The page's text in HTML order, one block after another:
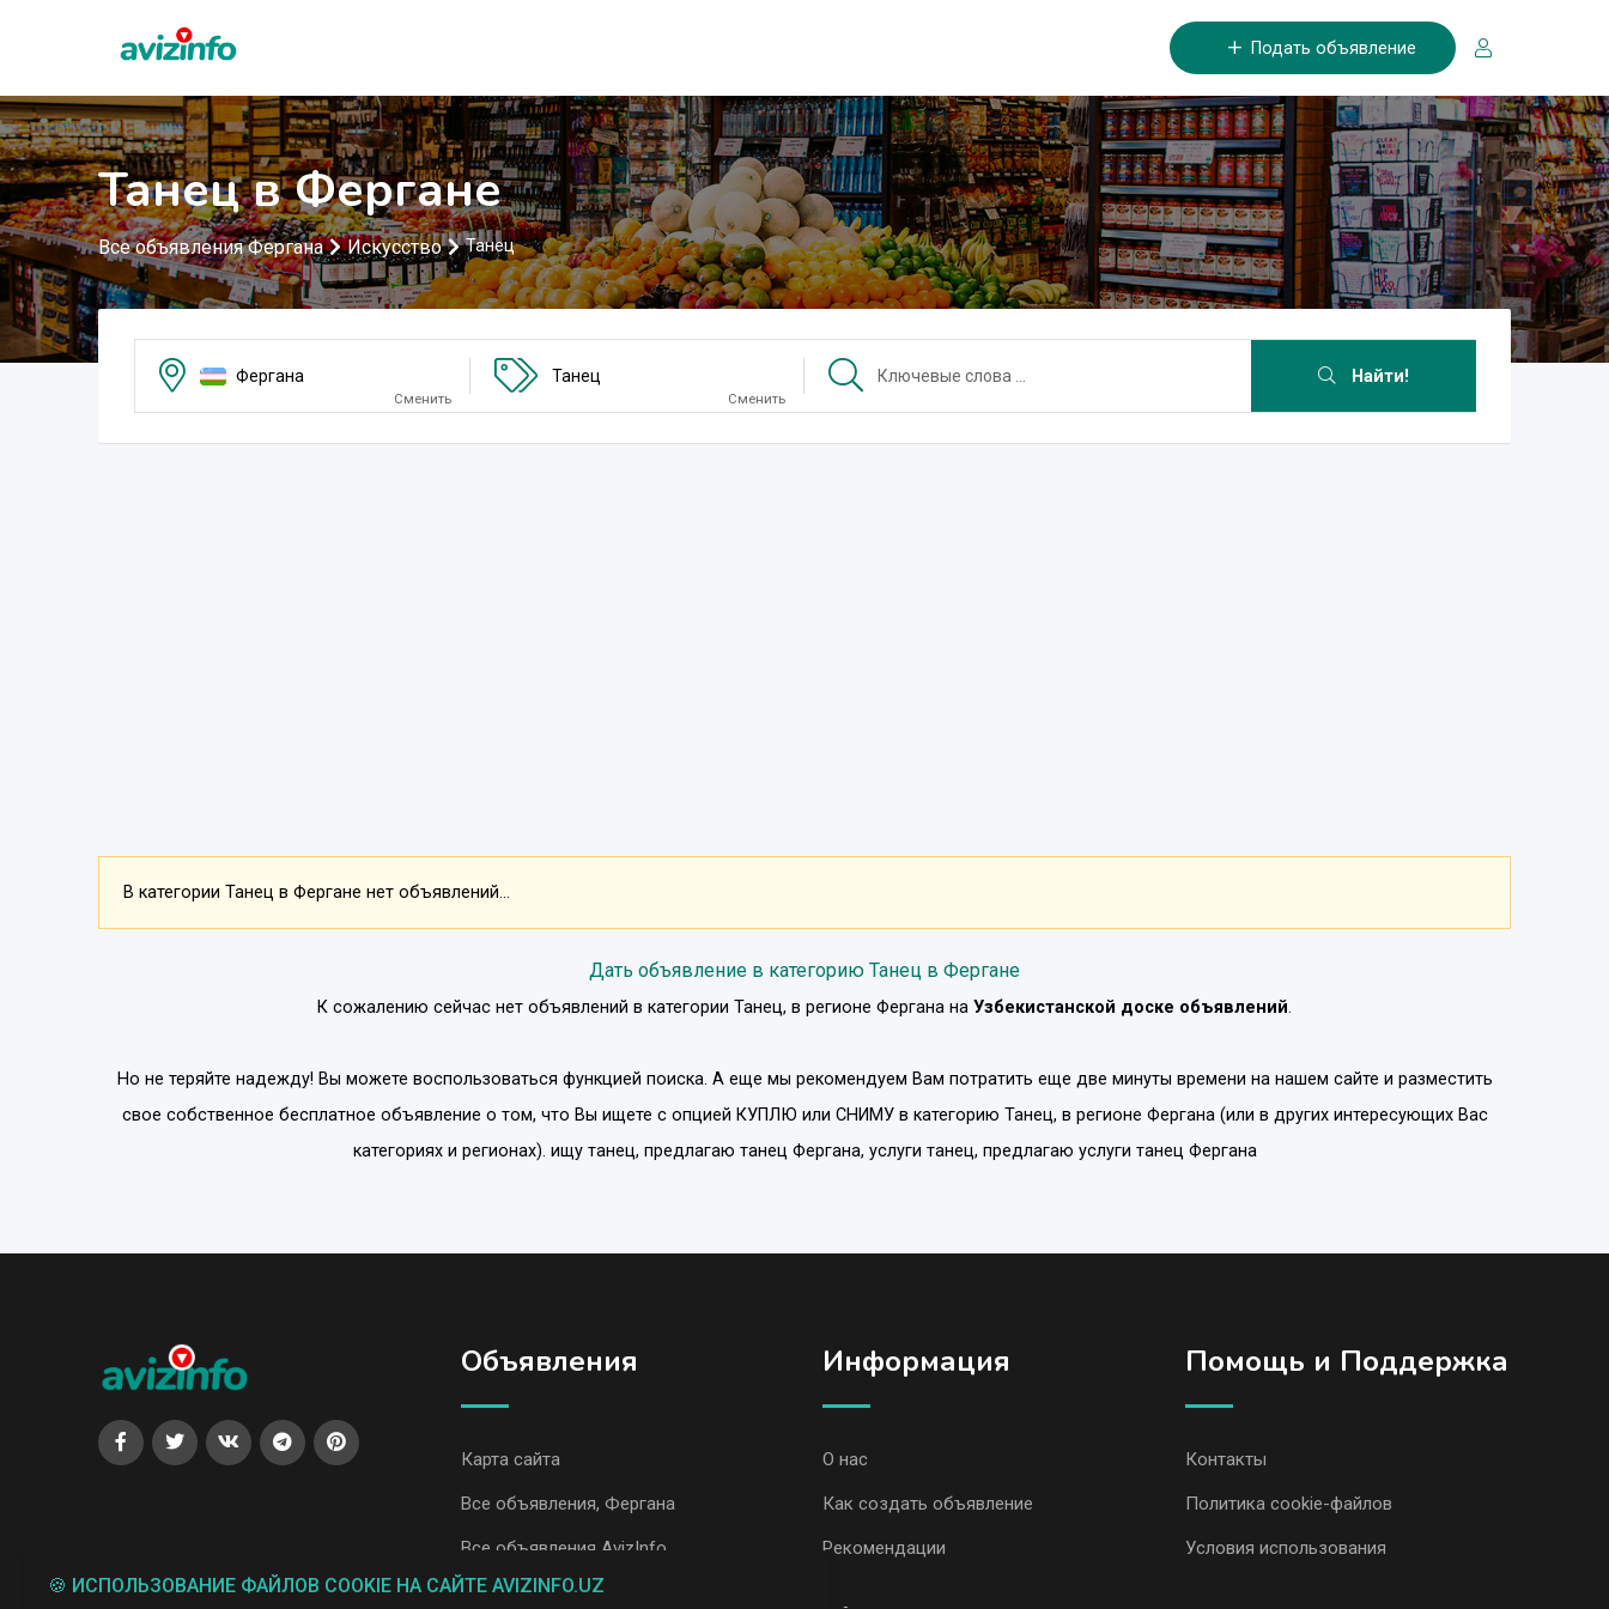
Подать объявление
Танец в Фергане
Все объявления Фергана Искусство Танец
Фергана
Сменить
Танец
Сменить
Найти!
В категории Танец в Фергане нет объявлений...
Дать объявление в категорию Танец в Фергане
К сожалению сейчас нет объявлений в категории Танец, в регионе Фергана на Узбекистанской доске объявлений.
Но не теряйте надежду! Вы можете воспользоваться функцией поиска. А еще мы рекомендуем Вам потратить еще две минуты времени на нашем сайте и разместить
свое собственное бесплатное объявление о том, что Вы ищете с опцией КУПЛЮ или СНИМУв категорию Танец, в регионе Фергана(или в других интересующих Вас
категориях и регионах). ищу танец, предлагаю танец Фергана, услуги танец, предлагаю услуги танец Фергана
Объявления
Карта сайта
Все объявления, Фергана
Все объявления AvizInfo
Информация
О нас
Как создать объявление
Рекомендации
Помощь и Поддержка
Контакты
Политика cookie-файлов
Условия использования
🍪 ИСПОЛЬЗОВАНИЕ ФАЙЛОВ COOKIE НА САЙТЕ AVIZINFO.UZ